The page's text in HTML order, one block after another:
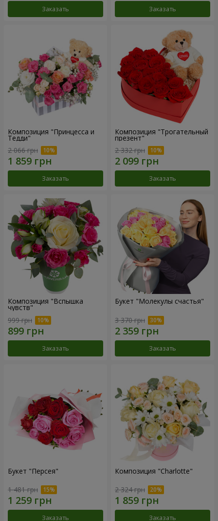
Заказать Заказать
Композиция "Принцесса и
Тедди"
2 066 грн
Заказать
Композиция "Трогательный
презент"
2 332 грн
Заказать
Композиция "Вспышка
чувств"
999 грн
Заказать
Букет "Молекулы счастья"
3 370 грн
Заказать
Букет "Персея"
1 481 грн
Заказать
Композиция "Charlotte"
2 324 грн
Заказать